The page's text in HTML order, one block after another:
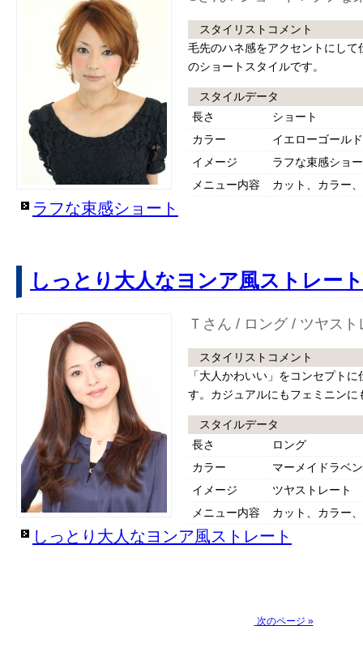
スタイリストコメント
毛先のハネ感をアクセントにし
のショートスタイルです。
スタイルデータ
長さ
ショート
カラー
イエローゴールド
イメージ
ラフな束感ショ
メニュー内容
カット、カラー
ラフな束感ショート
しっとり大人なヨンア風ストレート
Ｔさん / ロング / ツヤスト
スタイリストコメント
「大人かわいい」をコンセプト
す。カジュアルにもフェミニンに
スタイルデータ
長さ
ロング
カラー
マーメイドラベ
イメージ
ツヤストレート
メニュー内容
カット、カラー
しっとり大人なヨンア風ストレート
次のページ »